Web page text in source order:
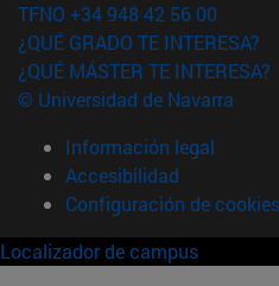
TFNO +34 948 42 56 00
¿QUÉ GRADO TE INTERESA?
¿QUÉ MÁSTER TE INTERESA?
© Universidad de Navarra
Información legal
Accesibilidad
Configuración de cookies
Localizador de campus